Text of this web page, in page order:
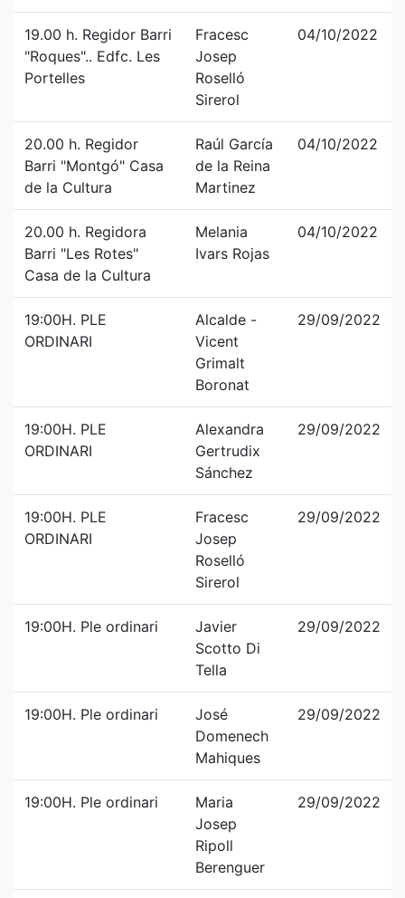
19.00 h. Regidor Barri
"Roques".. Edfc. Les
Portelles
Fracesc
Josep
Roselló
Sirerol
04/10/2022
20.00 h. Regidor
Barri "Montgó" Casa
de la Cultura
Raúl García
de la Reina
Martinez
04/10/2022
20.00 h. Regidora
Barri "Les Rotes"
Casa de la Cultura
Melania
Ivars Rojas
04/10/2022
19:00H. PLE
ORDINARI
Alcalde -
Vicent
Grimalt
Boronat
29/09/2022
19:00H. PLE
ORDINARI
Alexandra
Gertrudix
Sánchez
29/09/2022
19:00H. PLE
ORDINARI
Fracesc
Josep
Roselló
Sirerol
29/09/2022
19:00H. Ple ordinari
Javier
Scotto Di
Tella
29/09/2022
19:00H. Ple ordinari
José
Domenech
Mahiques
29/09/2022
19:00H. Ple ordinari
Maria
Josep
Ripoll
Berenguer
29/09/2022